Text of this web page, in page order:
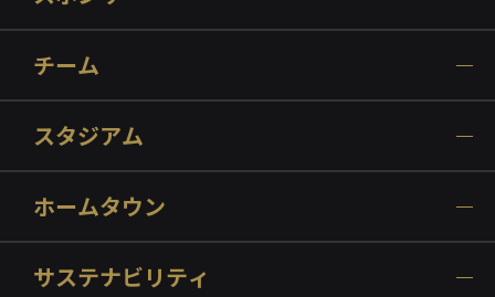
チーム
スタジアム
ホームタウン
サステナビリティ